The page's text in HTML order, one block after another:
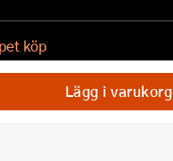
Lägg i varukorg
köp
appen